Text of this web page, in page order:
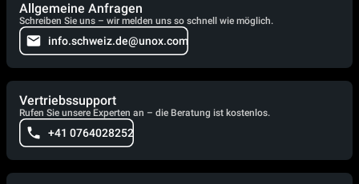
Allgemeine Anfragen
Schreiben Sie uns – wir melden uns so schnell wie möglich.
info.schweiz.de@unox.com
Vertriebssupport
Rufen Sie unsere Experten an – die Beratung ist kostenlos.
+41 0764028252